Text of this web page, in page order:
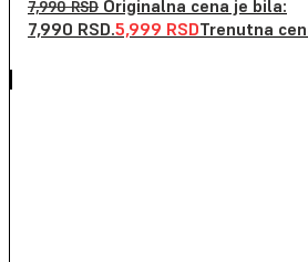
7,990RSD Originalna cena je bila:
7,990 RSD.5,999 RSDTrenutna